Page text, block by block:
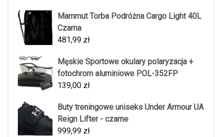
Mammut Torba Podróżna Cargo Light 40L
Czarna
481,99 zł
Męskie Sportowe okulary polaryzacja +
fotochrom aluminiowe POL-352FP
139,00 zł
Buty treningowe uniseks Under Armour UA
Reign Lifter - czarne
999,99 zł